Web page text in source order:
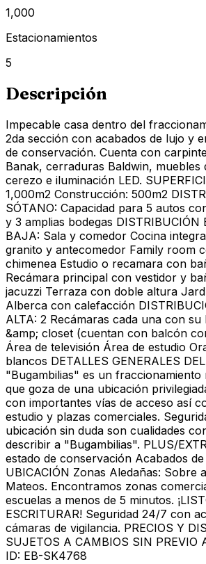
1,000
Estacionamientos
5
Descripción
Impecable casa dentro del
2da sección con acabados de lujo y
de conservación. Cuenta con
Banak, cerraduras Baldwin,
cerezo e iluminación LED.
1,000m2 Construcción: 500m2
SÓTANO: Capacidad para 5 autos
y 3 amplias bodegas DISTRIBUCIÓN
BAJA: Sala y comedor Cocina
granito y antecomedor Family room
chimenea Estudio o recamara con
Recámara principal con vestidor y
jacuzzi Terraza con doble altura
Alberca con calefacción
ALTA: 2 Recámaras cada una con
&amp; closet (cuentan con balcón
Área de televisión Área de estudio
blancos DETALLES GENERALES
"Bugambilias" es un fraccionamiento
que goza de una ubicación
con importantes vías de acceso así
estudio y plazas comerciales.
ubicación sin duda son cualidades
describir a "Bugambilias". PLUS/
estado de conservación Acabados
UBICACIÓN Zonas Aledañas: Sobre
Mateos. Encontramos zonas
escuelas a menos de 5 minutos.
ESCRITURAR! Seguridad 24/7 con
cámaras de vigilancia. PRECIOS Y
SUJETOS A CAMBIOS SIN PREVIO
ID: EB-SK4768